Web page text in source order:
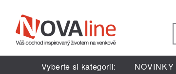
Vyberte si kategorii: NOVINKY